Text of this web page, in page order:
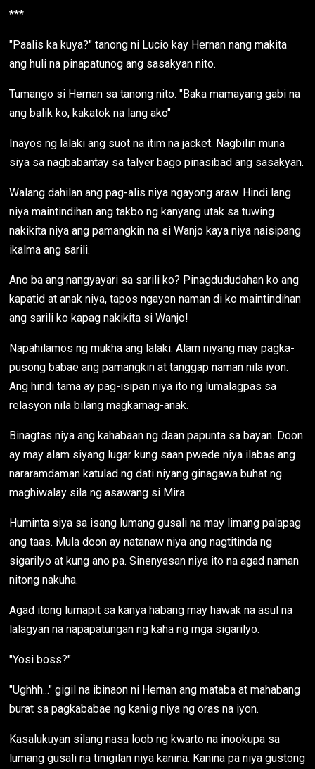
***
"Paalis ka kuya?" tanong ni Lucio kay Hernan nang makita
ang huli na pinapatunog ang sasakyan nito.
Tumango si Hernan sa tanong nito. "Baka mamayang gabi na
ang balik ko, kakatok na lang ako"
Inayos ng lalaki ang suot na itim na jacket. Nagbilin muna
siya sa nagbabantay sa talyer bago pinasibad ang sasakyan.
Walang dahilan ang pag-alis niya ngayong araw. Hindi lang
niya maintindihan ang takbo ng kanyang utak sa tuwing
nakikita niya ang pamangkin na si Wanjo kaya niya naisipang
ikalma ang sarili.
Ano ba ang nangyayari sa sarili ko? Pinagdududahan ko ang
kapatid at anak niya, tapos ngayon naman di ko maintindihan
ang sarili ko kapag nakikita si Wanjo!
Napahilamos ng mukha ang lalaki. Alam niyang may pagka-
pusong babae ang pamangkin at tanggap naman nila iyon.
Ang hindi tama ay pag-isipan niya ito ng lumalagpas sa
relasyon nila bilang magkamag-anak.
Binagtas niya ang kahabaan ng daan papunta sa bayan. Doon
ay may alam siyang lugar kung saan pwede niya ilabas ang
nararamdaman katulad ng dati niyang ginagawa buhat ng
maghiwalay sila ng asawang si Mira.
Huminta siya sa isang lumang gusali na may limang palapag
ang taas. Mula doon ay natanaw niya ang nagtitinda ng
sigarilyo at kung ano pa. Sinenyasan niya ito na agad naman
nitong nakuha.
Agad itong lumapit sa kanya habang may hawak na asul na
lalagyan na napapatungan ng kaha ng mga sigarilyo.
"Yosi boss?"
"Ughhh..." gigil na ibinaon ni Hernan ang mataba at mahabang
burat sa pagkababae ng kaniig niya ng oras na iyon.
Kasalukuyan silang nasa loob ng kwarto na inookupa sa
lumang gusali na tinigilan niya kanina. Kanina pa niya gustong